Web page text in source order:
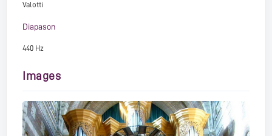
Valotti
Diapason
440 Hz
Images